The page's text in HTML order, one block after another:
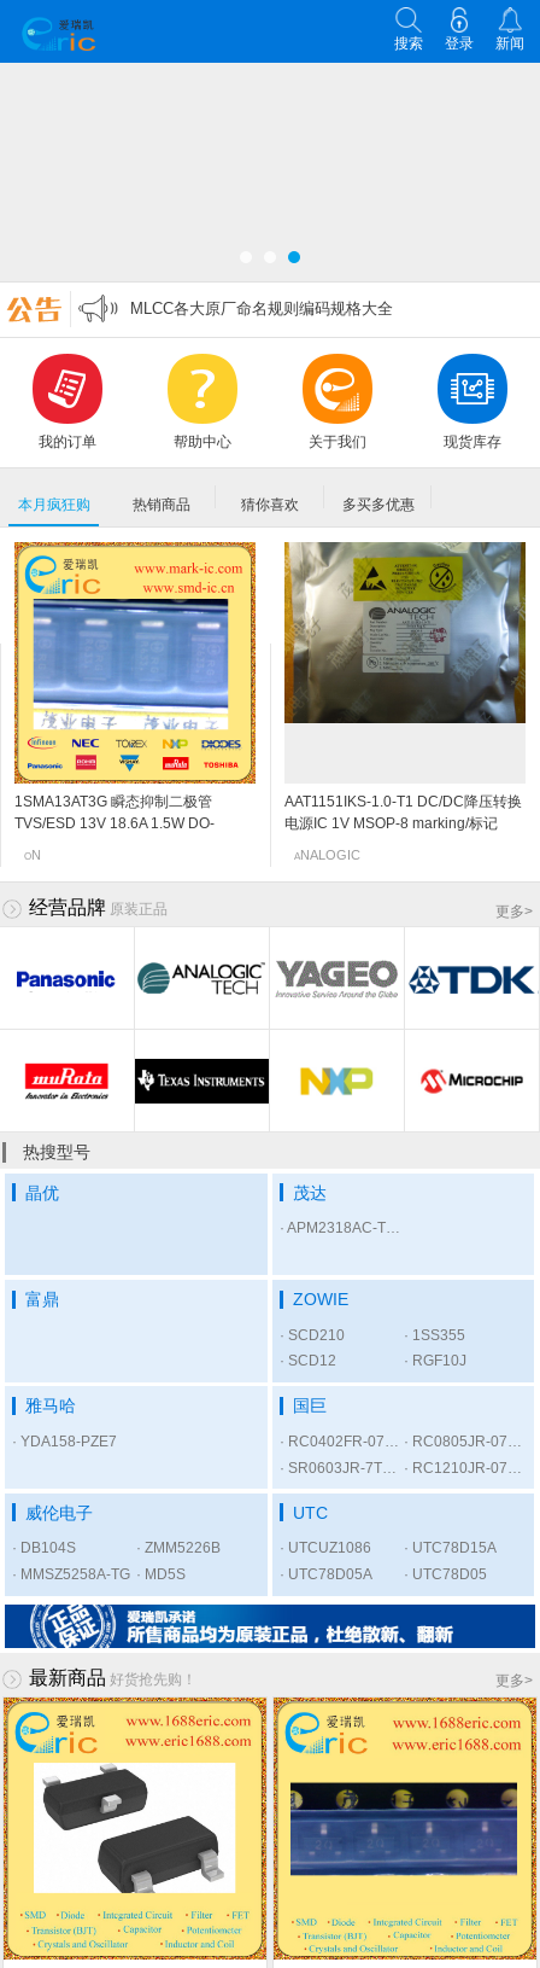
新闻
登录
搜索
MLCC各大原厂命名规则编码规格大全
零欧姆电阻的作用
我的订单 帮助中心 关于我们 现货库存
本月疯狂购 热销商品 猜你喜欢 多买多优惠
1SMA13AT3G 瞬态抑制二极管
TVS/ESD 13V 18.6A 1.5W DO-
ON
AAT1151IKS-1.0-T1 DC/DC降压转换
电源IC 1V MSOP-8 marking/标记
ANALOGIC
2SC5108-Y NPN三极管 20V 30mA
6Ghz 120~240 SOT-523/SSM
TOSHIBA
2SC4666 NPN三极管 50V
150mA/0.15A 250MHz 600~3600
TOSHIBA
贴片电解电容 ECEV10A100SR 100?
F 4X5.4 marking/标记 16V10UF
Panasonic
贴片电解电容 ECEV1AA220X 22?F
5X6 marking/标记 10V22UF
Panasonic
2SK3230 N沟道结型场效应管 20v
0.06~0.11mA SOT-523 marking/标记
NEC
2SK198-Q N沟道结型场效应管 30v
2~6mA SOT-23 marking/标记 10Q 低
Panasonic
更多>
经营品牌 原装正品
热搜型号
晶优 茂达
APM2318AC-TRL
富鼎 ZOWIE
SCD210
1SS355
SCD12
RGF10J
雅马哈
YDA158-PZE7
国巨
RC0402FR-07300RL
RC0805JR-075K6L
SR0603JR-7T1KL
RC1210JR-0756RL
威伦电子
DB104S
ZMM5226B
MMSZ5258A-TG
MD5S
UTC
UTCUZ1086
UTC78D15A
UTC78D05A
UTC78D05
更多>
最新商品 好货抢先购！